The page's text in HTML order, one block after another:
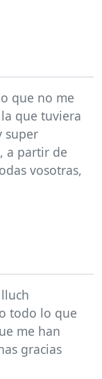
que no me
que tuviera
super
a partir de
vosotras,
todo lo que
me han
gracias